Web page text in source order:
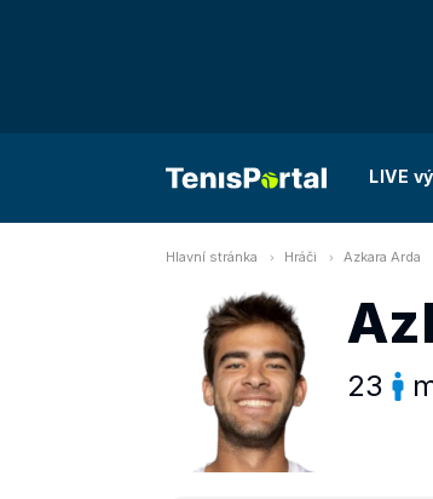
LIVE
Hlavní stránka Hráči Azkara Arda
23